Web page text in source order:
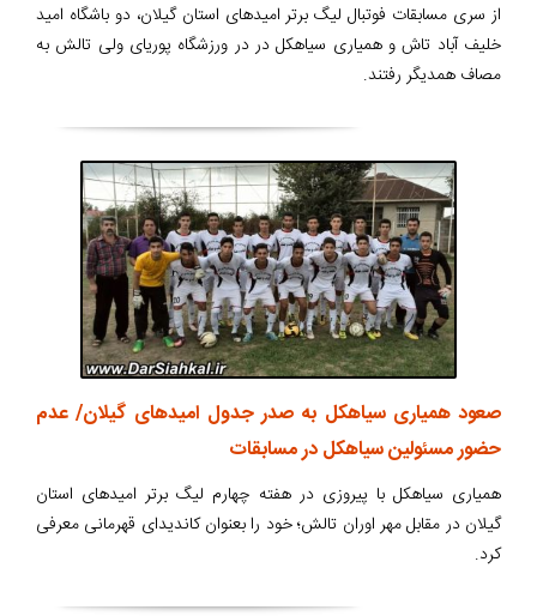
از سری مسابقات فوتبال لیگ برتر امیدهای استان گیلان، دو باشگاه امید
خلیف آباد تاش و همیاری سیاهکل در در ورزشگاه پوریای ولی تالش به
مصاف همدیگر رفتند.
صعود همیاری سیاهکل به صدر جدول امیدهای گیلان/ عدم
حضور مسئولین سیاهکل در مسابقات
همیاری سیاهکل با پیروزی در هفته چهارم لیگ برتر امیدهای استان
گیلان در مقابل مهر اوران تالش؛ خود را بعنوان کاندیدای قهرمانی معرفی
کرد.